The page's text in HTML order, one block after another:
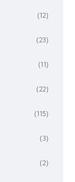
(12)
(23)
(11)
(22)
(115)
(3)
(2)